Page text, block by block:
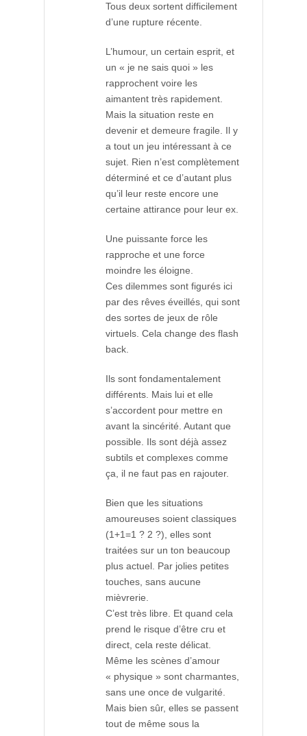
Tous deux sortent difficilement
d’une rupture récente.
L’humour, un certain esprit, et
un « je ne sais quoi » les
rapprochent voire les
aimantent très rapidement.
Mais la situation reste en
devenir et demeure fragile. Il y
a tout un jeu intéressant à ce
sujet. Rien n’est complètement
déterminé et ce d’autant plus
qu’il leur reste encore une
certaine attirance pour leur ex.
Une puissante force les
rapproche et une force
moindre les éloigne.
Ces dilemmes sont figurés ici
par des rêves éveillés, qui sont
des sortes de jeux de rôle
virtuels. Cela change des flash
back.
Ils sont fondamentalement
différents. Mais lui et elle
s’accordent pour mettre en
avant la sincérité. Autant que
possible. Ils sont déjà assez
subtils et complexes comme
ça, il ne faut pas en rajouter.
Bien que les situations
amoureuses soient classiques
(1+1=1 ? 2 ?), elles sont
traitées sur un ton beaucoup
plus actuel. Par jolies petites
touches, sans aucune
mièvrerie.
C’est très libre. Et quand cela
prend le risque d’être cru et
direct, cela reste délicat.
Même les scènes d’amour
« physique » sont charmantes,
sans une once de vulgarité.
Mais bien sûr, elles se passent
tout de même sous la